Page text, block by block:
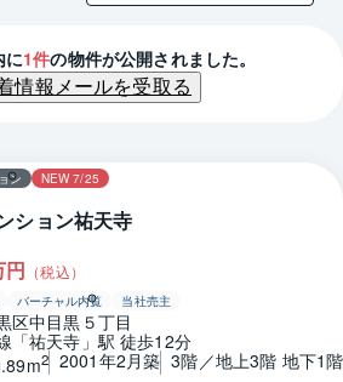
に1件の物件が公開されました。
情報メールを受取る
ン NEW 7/25
ション祐天寺
円 （税込）
バーチャル内覧 当社売主
区中目黒５丁目
「祐天寺」駅 徒歩12分
2 2001年2月築 3階／地上3階 地下1階